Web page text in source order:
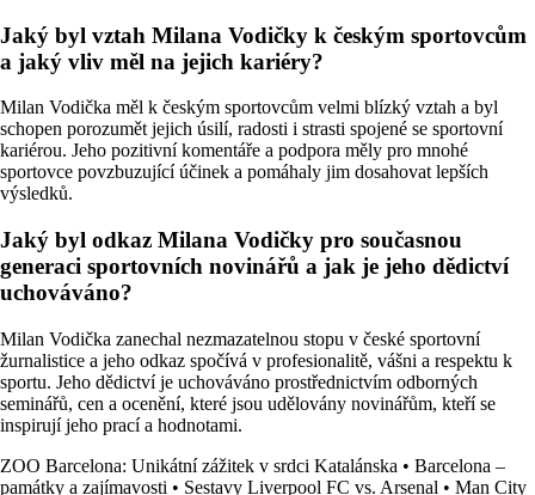
Jaký byl vztah Milana Vodičky k českým sportovcům
a jaký vliv měl na jejich kariéry?
Milan Vodička měl k českým sportovcům velmi blízký vztah a byl
schopen porozumět jejich úsilí, radosti i strasti spojené se sportovní
kariérou. Jeho pozitivní komentáře a podpora měly pro mnohé
sportovce povzbuzující účinek a pomáhaly jim dosahovat lepších
výsledků.
Jaký byl odkaz Milana Vodičky pro současnou
generaci sportovních novinářů a jak je jeho dědictví
uchováváno?
Milan Vodička zanechal nezmazatelnou stopu v české sportovní
žurnalistice a jeho odkaz spočívá v profesionalitě, vášni a respektu k
sportu. Jeho dědictví je uchováváno prostřednictvím odborných
seminářů, cen a ocenění, které jsou udělovány novinářům, kteří se
inspirují jeho prací a hodnotami.
ZOO Barcelona: Unikátní zážitek v srdci Katalánska • Barcelona –
památky a zajímavosti • Sestavy Liverpool FC vs. Arsenal • Man City